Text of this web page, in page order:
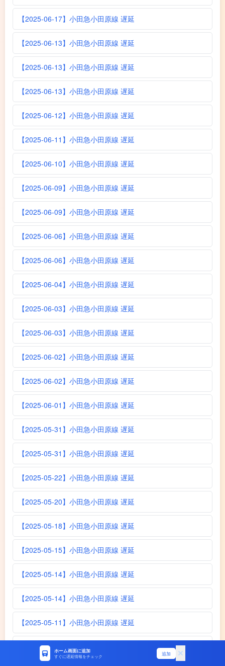
【2025-06-17】小田急小田原線 遅延
【2025-06-13】小田急小田原線 遅延
【2025-06-13】小田急小田原線 遅延
【2025-06-13】小田急小田原線 遅延
【2025-06-12】小田急小田原線 遅延
【2025-06-11】小田急小田原線 遅延
【2025-06-10】小田急小田原線 遅延
【2025-06-09】小田急小田原線 遅延
【2025-06-09】小田急小田原線 遅延
【2025-06-06】小田急小田原線 遅延
【2025-06-06】小田急小田原線 遅延
【2025-06-04】小田急小田原線 遅延
【2025-06-03】小田急小田原線 遅延
【2025-06-03】小田急小田原線 遅延
【2025-06-02】小田急小田原線 遅延
【2025-06-02】小田急小田原線 遅延
【2025-06-01】小田急小田原線 遅延
【2025-05-31】小田急小田原線 遅延
【2025-05-31】小田急小田原線 遅延
【2025-05-22】小田急小田原線 遅延
【2025-05-20】小田急小田原線 遅延
【2025-05-18】小田急小田原線 遅延
【2025-05-15】小田急小田原線 遅延
【2025-05-14】小田急小田原線 遅延
【2025-05-14】小田急小田原線 遅延
【2025-05-11】小田急小田原線 遅延
【2025-05-08】小田急小田原線 遅延
ホーム画面に追加
すぐに遅延情報をチェック 追加